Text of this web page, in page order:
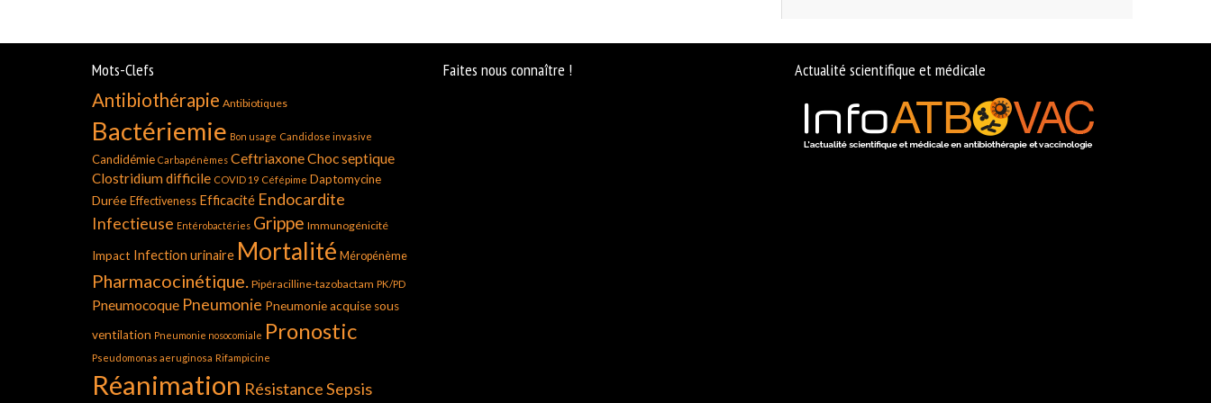
Mots-Clefs
Antibiothérapie Antibiotiques
Bactériemie Bon usage Candidose invasive
Candidémie Carbapénèmes CeftriaxoneChoc septique
Clostridium difficile COVID 19 Céfépime Daptomycine
Durée Effectiveness Efficacité Endocardite
Infectieuse Entérobactéries Grippe Immunogénicité
Impact Infection urinaire Mortalité Méropénème
Pharmacocinétique. Pipéracilline-tazobactam PK/PD
Pneumocoque Pneumonie Pneumonie acquise sous
ventilation Pneumonie nosocomiale Pronostic
Pseudomonas aeruginosa Rifampicine
Réanimation RésistanceSepsis
Faites nous connaître ! Actualité scientifique et médicale